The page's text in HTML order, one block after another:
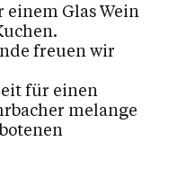
einem Glas Wein
freuen wir
für einen
melange